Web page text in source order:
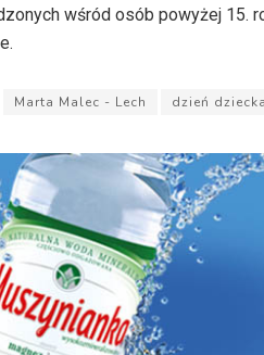
wśród osób powyżej 15.
Marta Malec - Lech dzień dziecka